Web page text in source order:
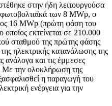
στην ήδη λειτουργούσα
των 8 MWp, ο
16 MWp (πρώτη φάση του
εκτείνεται σε 210.000
σταθμού της πρώτης φάσης
ηλεκτρικής κατανάλωσης της
ανάλογα και τις έμμεσες
Με την ολοκλήρωση της
η παραγωγή του
ενέργεια για την